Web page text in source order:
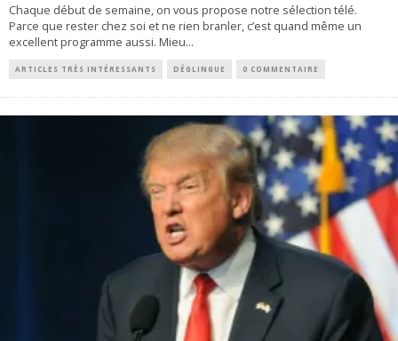
Chaque début de semaine, on vous propose notre sélection télé.
Parce que rester chez soi et ne rien branler, c’est quand même un
excellent programme aussi. Mieu...
ARTICLES TRÈS INTÉRESSANTS DÉGLINGUE 0 COMMENTAIRE